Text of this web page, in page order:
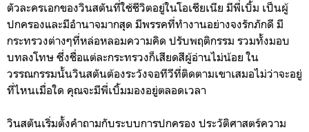
ตัวละครเอกของวินสตันที่ใช้ชีวิตอยู่ในโอเชียเนีย มีพี่เบิ้ม เป็นผู้
ปกครองและมีอำนาจมากสุด มีพรรคที่ทำงานอย่างจงรักภักดี มี
กระทรวงต่างๆที่หล่อหลอมความคิด ปรับพฤติกรรม รวมทั้งมอบ
บทลงโทษ ซึ่งชื่อแต่ละกระทรวงก็เสียดสีผู้อ่านไม่น้อย ใน
วรรณกรรมนั้นวินสตันต้องระวังจอทีวีที่ติดตามเขาเสมอไม่ว่าจะอยู่
ที่ไหนเมื่อใด คุณจะมีพี่เบิ้มมองอยู่ตลอดเวลา
วินสตันเริ่มตั้งคำถามกับระบบการปกครอง ประวัติศาสตร์ความ